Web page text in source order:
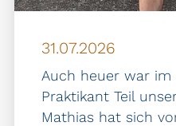
31.07.2026
Auch heuer war
Praktikant Teil
Mathias hat sich